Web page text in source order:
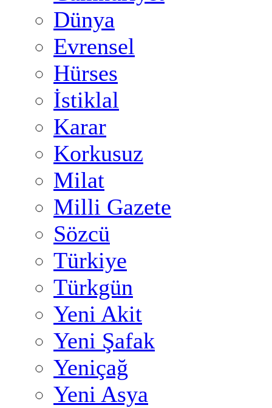
Dünya
Evrensel
Hürses
İstiklal
Karar
Korkusuz
Milat
Milli Gazete
Sözcü
Türkiye
Türkgün
Yeni Akit
Yeni Şafak
Yeniçağ
Yeni Asya